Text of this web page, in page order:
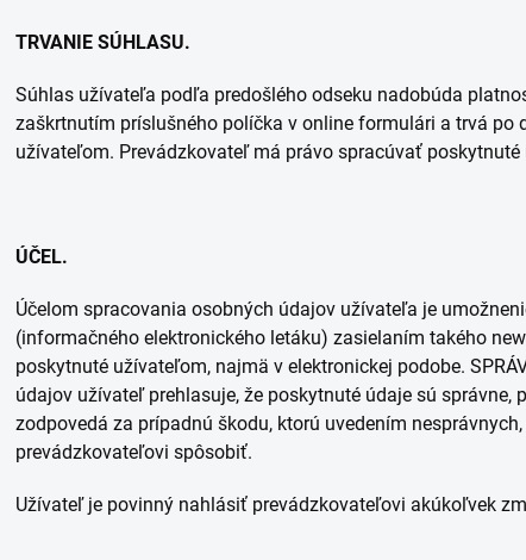
TRVANIE SÚHLASU.
Súhlas užívateľa podľa predošlého odseku nadobúda
zaškrtnutím príslušného políčka v online formulári a trvá po
užívateľom. Prevádzkovateľ má právo spracúvať
ÚČEL.
Účelom spracovania osobných údajov užívateľa je
(informačného elektronického letáku) zasielaním takého
poskytnuté užívateľom, najmä v elektronickej podobe.
údajov užívateľ prehlasuje, že poskytnuté údaje sú správne,
zodpovedá za prípadnú škodu, ktorú uvedením
prevádzkovateľovi spôsobiť.
Užívateľ je povinný nahlásiť prevádzkovateľovi akúkoľvek